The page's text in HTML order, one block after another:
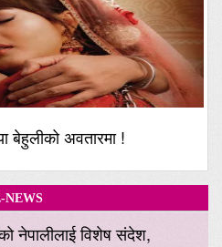
बेहुलीको अवतारमा !
NEWS
नेपालीलाई विशेष संदेश,